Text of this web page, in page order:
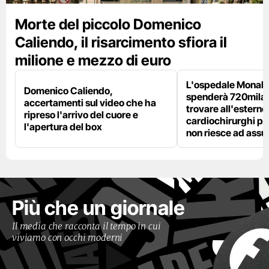
Morte del piccolo Domenico
Caliendo, il risarcimento sfiora il
milione e mezzo di euro
Domenico Caliendo,
accertamenti sul video che ha
ripreso l'arrivo del cuore e
l'apertura del box
L'ospedale
spenderà 720mila
trovare all'esterno
cardiochirurghi
non riesce ad
Più che un giornale
Il media che racconta il tempo in cui
viviamo con occhi moderni